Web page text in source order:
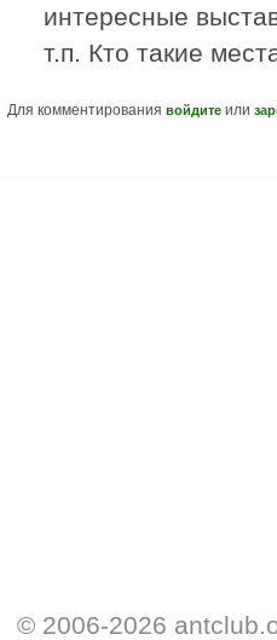
интересные
т.п. Кто такие
Для комментирования войдите или
© 2006-2026